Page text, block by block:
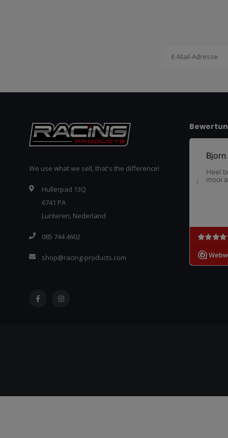
We use what we sell, that's the difference!
Hullerpad 13Q
6741 PA
Lunteren, Nederland
085 744 4602
shop@racing-products.com